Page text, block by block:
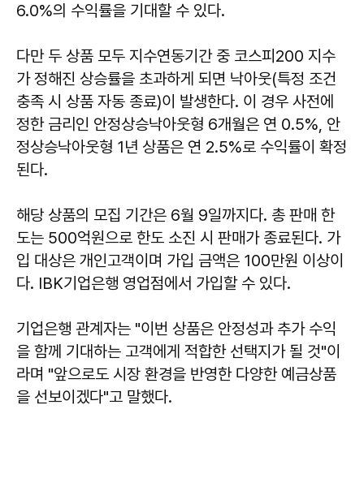
6.0%의 수익률을 기대할 수 있다.
다만 두 상품 모두 지수연동기간 중 코스피200 지수
가 정해진 상승률을 초과하게 되면 낙아웃(특정 조건
충족 시 상품 자동 종료)이 발생한다. 이 경우 사전에
정한 금리인 안정상승낙아웃형 6개월은 연 0.5%, 안
정상승낙아웃형 1년 상품은 연 2.5%로 수익률이 확정
된다.
해당 상품의 모집 기간은 6월 9일까지다. 총 판매 한
도는 500억원으로 한도 소진 시 판매가 종료된다. 가
입 대상은 개인고객이며 가입 금액은 100만원 이상이
다. IBK기업은행 영업점에서 가입할 수 있다.
기업은행 관계자는 "이번 상품은 안정성과 추가 수익
을 함께 기대하는 고객에게 적합한 선택지가 될 것"이
라며 "앞으로도 시장 환경을 반영한 다양한 예금상품
을 선보이겠다"고 말했다.